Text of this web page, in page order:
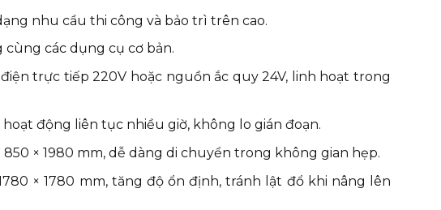
nhu cầu thi công và bảo trì trên cao.
các dụng cụ cơ bản.
trực tiếp 220V hoặc nguồn ắc quy 24V, linh hoạt trong
hoạt động liên tục nhiều giờ, không lo gián đoạn.
× 1980 mm, dễ dàng di chuyển trong không gian hẹp.
× 1780 mm, tăng độ ổn định, tránh lật đổ khi nâng lên